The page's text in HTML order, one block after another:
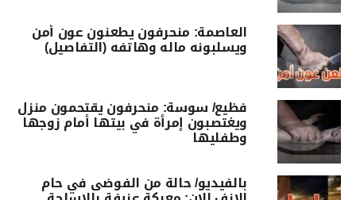
العاصمة: منحرفون يطعنون عون أمن
ويسلبونه ماله وهاتفه (التفاصيل)
فظيع/ سوسة: منحرفون يقتحمون منزل
ويغتصبون إمرأة في بيتها أمام زوجها
وطفليها
بالفيديو/ حالة من الفوضى في حام